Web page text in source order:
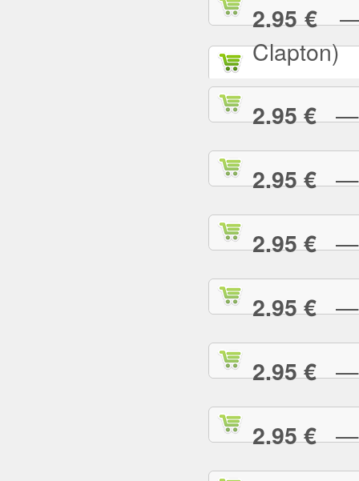
2.95 €—
Clapton)
2.95 €—
2.95 €—
2.95 €—
2.95 €—
2.95 €—
2.95 €—